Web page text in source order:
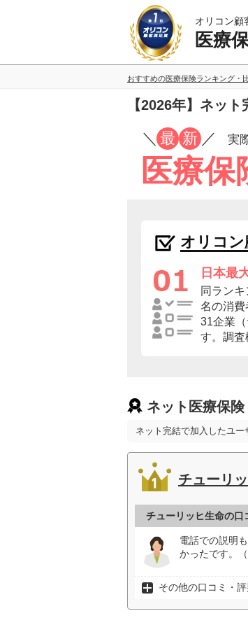
オリコン顧
医療
おすすめの医療保険ランキング・
【2026年】ネッ
／ 最 新 ／ 実
医療
オリコン
日本最
同ラン
名の消費
31企業
す。調査
ネット医療保
ネット完結で加入したユー
チューリ
チューリッヒ生命の口
電話での説明
かったです。
その他の口コミ・評